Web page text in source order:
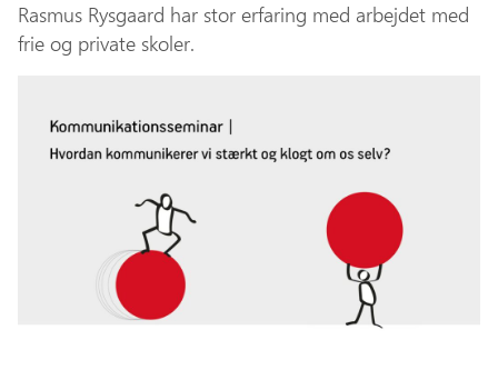
Rasmus Rysgaard har stor erfaring med arbejdet med
frie og private skoler.